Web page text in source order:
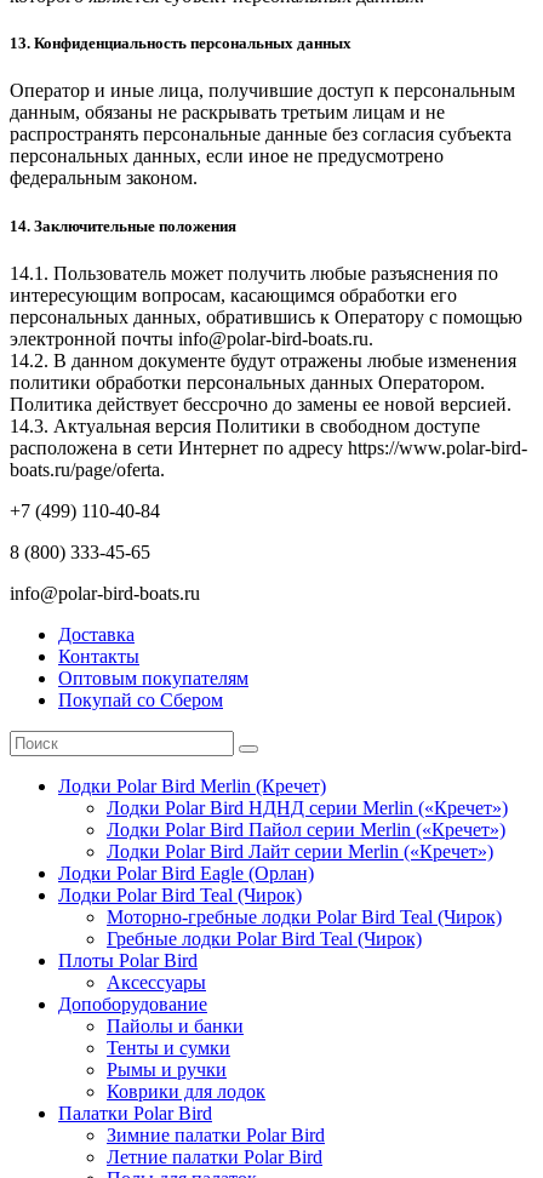
13. Конфиденциальность персональных данных
Оператор и иные лица, получившие доступ к персональным
данным, обязаны не раскрывать третьим лицам и не
распространять персональные данные без согласия субъекта
персональных данных, если иное не предусмотрено
федеральным законом.
14. Заключительные положения
14.1. Пользователь может получить любые разъяснения по
интересующим вопросам, касающимся обработки его
персональных данных, обратившись к Оператору с помощью
электронной почты info@polar-bird-boats.ru.
14.2. В данном документе будут отражены любые изменения
политики обработки персональных данных Оператором.
Политика действует бессрочно до замены ее новой версией.
14.3. Актуальная версия Политики в свободном доступе
расположена в сети Интернет по адресу https://www.polar-bird-
boats.ru/page/oferta.
+7 (499) 110-40-84
8 (800) 333-45-65
info@polar-bird-boats.ru
Доставка
Контакты
Оптовым покупателям
Покупай со Сбером
Лодки Polar Bird Merlin (Кречет)
Лодки Polar Bird НДНД серии Merlin («Кречет»)
Лодки Polar Bird Пайол серии Merlin («Кречет»)
Лодки Polar Bird Лайт серии Merlin («Кречет»)
Лодки Polar Bird Eagle (Орлан)
Лодки Polar Bird Teal (Чирок)
Моторно-гребные лодки Polar Bird Teal (Чирок)
Гребные лодки Polar Bird Teal (Чирок)
Плоты Polar Bird
Аксессуары
Допоборудование
Пайолы и банки
Тенты и сумки
Рымы и ручки
Коврики для лодок
Палатки Polar Bird
Зимние палатки Polar Bird
Летние палатки Polar Bird